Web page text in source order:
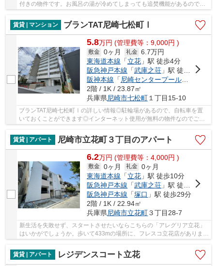
付きの物件です。お風呂の湯が冷めてしまっても追焚機能があるので安
賃貸 | マンション
ブランTAT尼崎七松町Ⅰ
5.8万円 (管理費等：9,000円 )
敷金 0ヶ月 礼金 6.7万円
東海道本線 「立花」駅 徒歩4分
阪急神戸本線 「武庫之荘」駅 徒歩31分
阪神本線 「 尼崎センタープール前
2階 / 1K / 23.87㎡
兵庫県尼崎市七松町１丁目15-10
ブランTAT尼崎七松町Ⅰの詳しい情報◎駐輪場があるので、自転車を置
いておくことができます◎インターネット使用が無料の物件なのでご自
賃貸 | アパート
尼崎市立花町３丁目のアパート
6.2万円 (管理費等：4,000円 )
敷金 0ヶ月 礼金 0ヶ月
東海道本線 「立花 」駅 徒歩10分
阪急神戸本線 「武庫之荘 」駅 徒歩24分
阪急神戸本線 「塚口 」駅 徒歩29分
2階 / 1K / 22.94㎡
兵庫県尼崎市立花町３丁目28-7
新生活を失敗せず、スタートさせたいならこちらの「アレグリア立花」
はいかがでしょうか。歩いて433mの場所に、フレスコ立花店がありま
賃貸 | アパート
レジデンスコート立花